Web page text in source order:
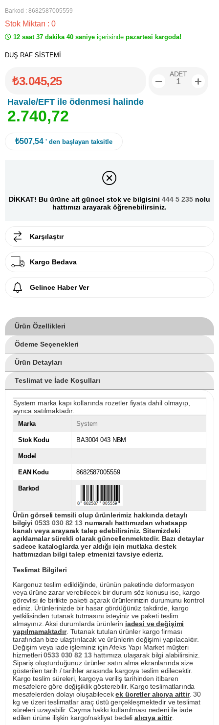
Barkod : 8682587005559
Stok Miktarı : 0
12 saat 37 dakika 40 saniye içerisinde pazartesi kargoda!
DUŞ RAF SİSTEMİ
₺3.045,25
Havale/EFT ile ödenmesi halinde
2.740,72
ADET
₺507,54 ' den başlayan taksitle
DİKKAT! Bu ürüne ait güncel stok ve bilgisini 444 5 235 nolu
hattımızı arayarak öğrenebilirsiniz.
Karşılaştır
Kargo Bedava
Gelince Haber Ver
Ürün Özellikleri
Ödeme Seçenekleri
Ürün Detayları
Teslimat ve İade Koşulları
System marka kapı kollarında rozetler fiyata dahil olmayıp,
ayrıca satılmaktadır.
Marka System
Stok Kodu BA3004 043 NBM
Model
EAN Kodu 8682587005559
Barkod
Ürün görseli temsili olup ürünlerimiz hakkında detaylı
bilgiyi 0533 030 82 13numaralı hattımızdan whatsapp
kanalı veya arayarak talep edebilirsiniz. Sitemizdeki
açıklamalar sürekli olarak güncellenmektedir. Bazı detaylar
sadece kataloglarda yer aldığı için mutlaka destek
hattımızdan bilgi talep etmenizi tavsiye ederiz.
Teslimat Bilgileri
Kargonuz teslim edildiğinde, ürünün paketinde deformasyon
veya ürüne zarar verebilecek bir durum söz konusu ise, kargo
görevlisi ile birlikte paketi açarak ürünlerinizin durumunu kontrol
ediniz. Ürünlerinizde bir hasar gördüğünüz takdirde, kargo
yetkilisinden tutanak tutmasını isteyiniz ve paketi teslim
almayınız. Aksi durumlarda ürünlerin iadesi ve değişimi
yapılmamaktadır. Tutanak tutulan ürünler kargo firması
tarafından bize ulaştırılacak ve ürünlerin değişimi yapılacaktır.
Değişim veya iade işleminiz için Afeks Yapı Market müşteri
hizmetleri0533 030 82 13hattımıza ulaşarak bilgi alabilirsiniz.
Sipariş oluşturduğunuz ürünler satın alma ekranlarında size
gösterilen tarih / tarihler arasında kargoya teslim edilecektir.
Kargo teslim süreleri, kargoya veriliş tarihinden itibaren
mesafelere göre değişiklik gösterebilir. Kargo teslimatlarında
mesafelerden dolayı oluşabilecekek ücretler alıcıya aittir. 30
kg ve üzeri teslimatlar araç üstü gerçekleşmektedir ve teslimat
süreleri uzayabilir. Cayma hakkı kullanılması nedeni ile iade
edilen ürüne ilişkin kargo/nakliyat bedeli alıcıya aittir.